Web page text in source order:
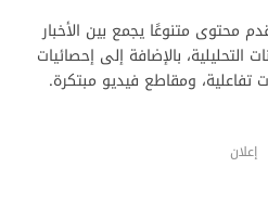
محتوى متنوعًا يجمع بين الأخبار
التحليلية، بالإضافة إلى إحصائيات
تفاعلية، ومقاطع فيديو مبتكرة.
إعلان